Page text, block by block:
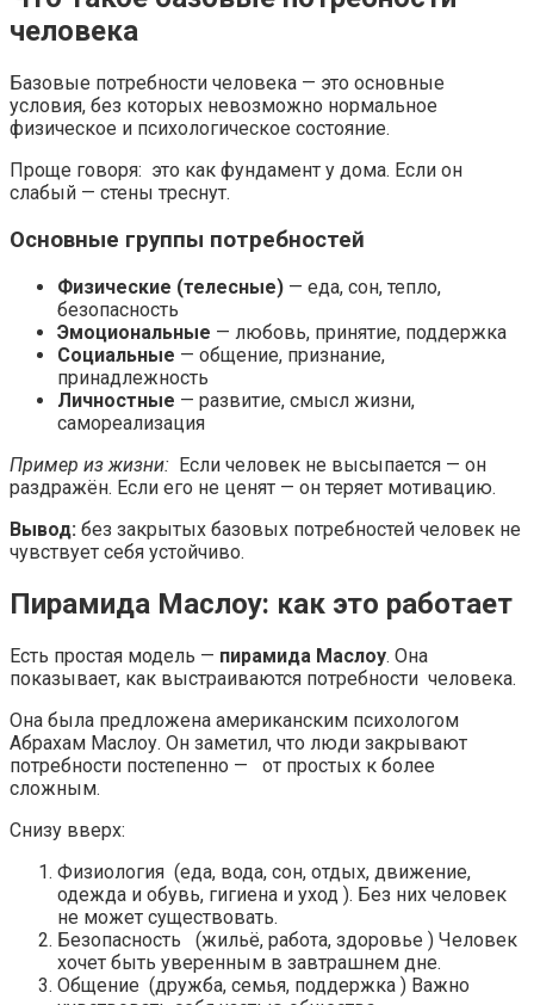
человека
Базовые потребности человека — это основные
условия, без которых невозможно нормальное
физическое и психологическое состояние.
Проще говоря: это как фундамент у дома. Если он
слабый — стены треснут.
Основные группы потребностей
Физические (телесные) — еда, сон, тепло,
безопасность
Эмоциональные — любовь, принятие, поддержка
Социальные — общение, признание,
принадлежность
Личностные — развитие, смысл жизни,
самореализация
Пример из жизни: Если человек не высыпается — он
раздражён. Если его не ценят — он теряет мотивацию.
Вывод: без закрытых базовых потребностей человек не
чувствует себя устойчиво.
Пирамида Маслоу: как это работает
Есть простая модель — пирамида Маслоу. Она
показывает, как выстраиваются потребности человека.
Она была предложена американским психологом
Абрахам Маслоу. Он заметил, что люди закрывают
потребности постепенно — от простых к более
сложным.
Снизу вверх:
Физиология (еда, вода, сон, отдых, движение,
одежда и обувь, гигиена и уход ). Без них человек
не может существовать.
Безопасность (жильё, работа, здоровье ) Человек
хочет быть уверенным в завтрашнем дне.
Общение (дружба, семья, поддержка ) Важно